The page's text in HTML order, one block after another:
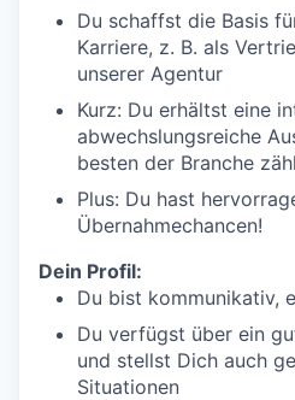
Du schaffst die Basis
Karriere, z. B. als
unserer Agentur
Kurz: Du erhältst eine
abwechslungsreiche
besten der Branche
Plus: Du hast
Übernahmechancen!
Dein Profil:
Du bist kommunikativ,
Du verfügst über ein
und stellst Dich auch
Situationen